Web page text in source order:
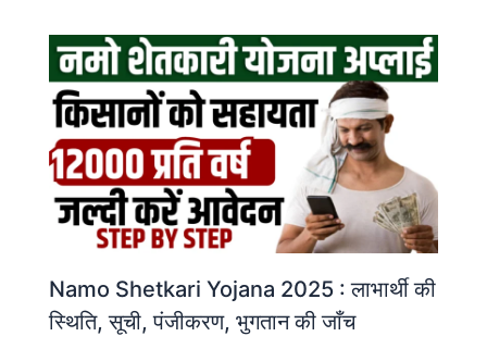
Namo Shetkari Yojana 2025 : लाभार्थी की
स्थिति, सूची, पंजीकरण, भुगतान की जाँच